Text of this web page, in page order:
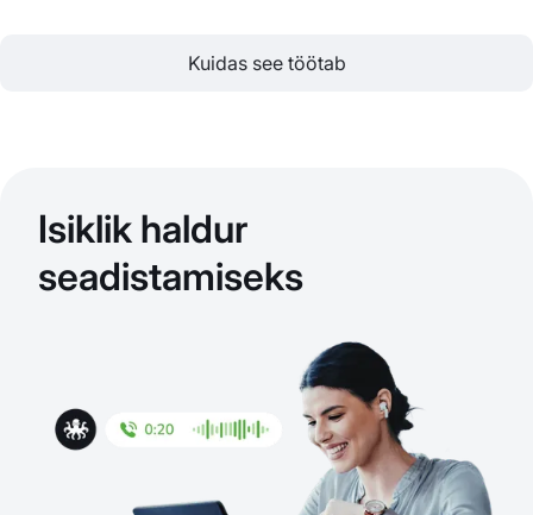
Kuidas see töötab
Isiklik haldur
seadistamiseks